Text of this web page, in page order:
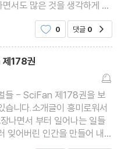
서도 많은 것을 생각하게 합
0 댓글 0
178권
들 - SciFan 제178권을 보
습니다.소개글이 흥미로워서
나면서 부터 일어나는 일들
잊어버린 인간을 만들어 내는